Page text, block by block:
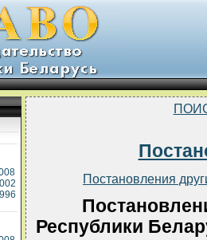
Постановления
Республики